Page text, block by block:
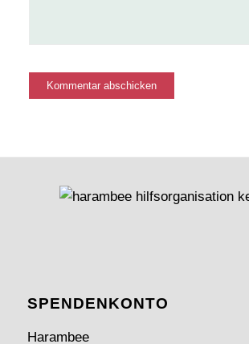
SPENDEN­KONTO
Harambee